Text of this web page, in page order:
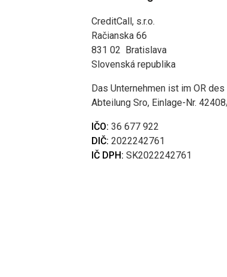
CreditCall, s.r.o.
Račianska 66
831 02 Bratislava
Slovenská republika
Das Unternehmen ist im OR
Abteilung Sro, Einlage-Nr.
IČO: 36 677 922
DIČ: 2022242761
IČ DPH: SK2022242761